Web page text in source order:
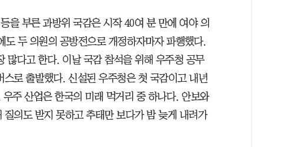
을 부른 과방위 국감은 시작 40여 분 만에 여야 의
두 의원의 공방전으로 개정하자마자 파행했다.
많다고 한다. 이날 국감 참석을 위해 우주청 공무
로 출발했다. 신설된 우주청은 첫 국감이고 내년
주 산업은 한국의 미래 먹거리 중 하나다. 안보와
의도 받지 못하고 추태만 보다가 밤 늦게 내려가